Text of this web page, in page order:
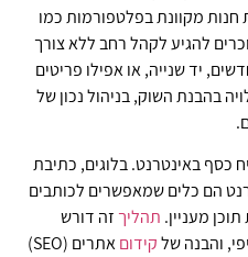
מקוונת בפלטפורמות כמו
להגיע לקהל רחב ללא צורך
יד שנייה, או אפילו פריטים
בהבנת השוק, בניהול נכון של
כסף באינטרנט. בלוגים, כתיבת
הם כלים שמאפשרים לכותבים
מעניין. תהליךזה דורש
והבנה שלקידום
אתרים (SEO)